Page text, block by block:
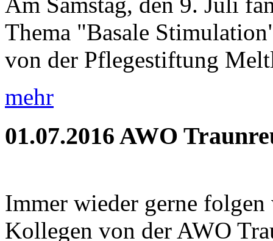
Thema "Basale
von der Pflegestiftung
mehr
01.07.2016 AWO
Immer wieder gerne
Kollegen von der AWO